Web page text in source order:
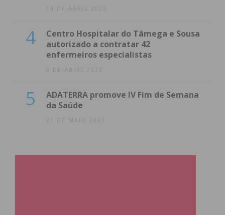
14 DE ABRIL 2022
4
Centro Hospitalar do Tâmega e Sousa
autorizado a contratar 42
enfermeiros especialistas
8 DE ABRIL 2022
5
ADATERRA promove IV Fim de Semana
da Saúde
21 DE MAIO 2021